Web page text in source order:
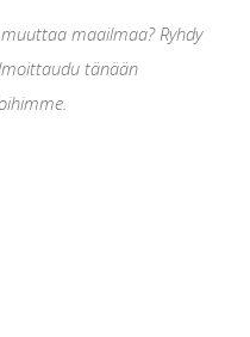
maailmaa? Ryhdy
tänään